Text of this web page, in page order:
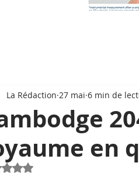
en
La Rédaction 27 mai 6 min de
Noté NaN étoiles sur 5.